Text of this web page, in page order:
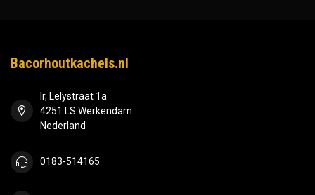
Bacorhoutkachels.nl
Ir, Lelystraat 1a
4251 LS Werkendam
Nederland
0183-514165